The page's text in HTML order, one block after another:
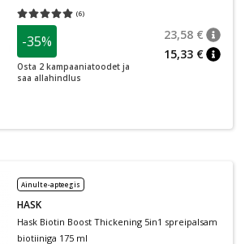
(6)
Keskmine hinnang 5.00
-35%
Osta 2 kampaaniatoodet ja
saa allahindlus
23,58 €
15,33 €
Ainult e-apteegis
HASK
Hask Biotin Boost Thickening 5in1 spreipalsam
biotiiniga 175 ml